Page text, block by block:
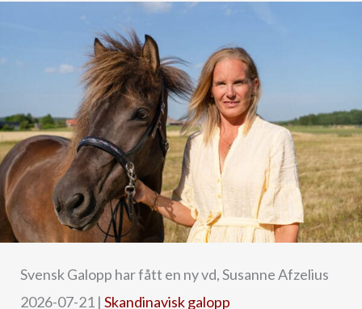
Svensk Galopp har fått en ny vd, Susanne Afzelius
2026-07-21 | Skandinavisk galopp